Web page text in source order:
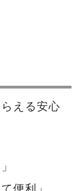
える安心
便利」